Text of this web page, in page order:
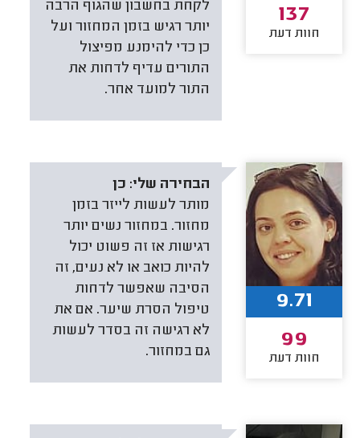
לקחת בחשבון שהגוף הרבה
יותר רגיש בזמן המחזור ועל
כן כדי להימנע מפיצול
התורים עדיף לדחות את
התור למועד אחר.
137
חוות דעת
הבחירה שלי: כן
מותר לעשות לייזר בזמן
מחזור. במחזור נשים יותר
רגישות אז זה פשוט יכול
להיות כואב או לא נעים, זה
הסיבה שאפשר לדחות
טיפול הסרת שיער. אם את
לא רגישה זה בסדר לעשות
גם במחזור.
9.71
99
חוות דעת